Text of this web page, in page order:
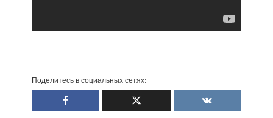
Поделитесь в социальных сетях: